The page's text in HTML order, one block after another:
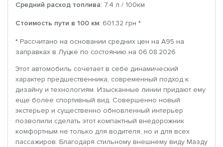
Средний расход топлива: 7.4 л / 100км
Стоимость пути в 100 км: 601.32 грн *
* Рассчитано на основании средних цен на A95 на
заправках в Луцке по состоянию на 06.08.2026
Этот автомобиль сочетает в себе динамический
характер предшественника, современный подход к
дизайну и технологиям. Изысканные линии придают ему
еще более спортивный вид. Совершенно новый
экстерьер и существенно обновленный интерьер
позволили сделать этот компактный внедорожник
комфортным не только для водителя, но и для всех
пассажиров. Благодаря стильному внешнему виду Мазду